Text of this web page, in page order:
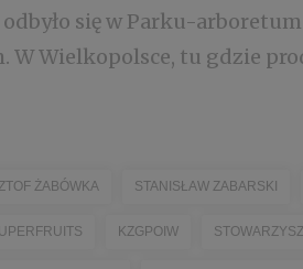
się w Parku-
W Wielkopolsce, tu gdzie
ŻABÓWKA STANISŁAW ZABARSKI
KZGPOIW